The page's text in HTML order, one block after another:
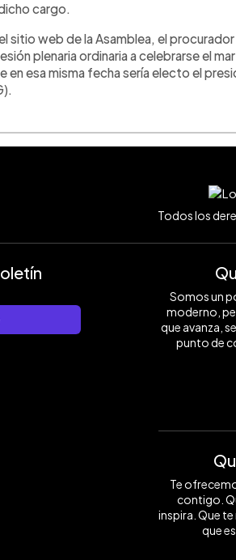
cargo.
sitio web de la Asamblea, el
plenaria ordinaria a celebrarse el
en esa misma fecha sería electo el
Todos los
Somos un
moderno,
que avanza,
punto de
Te
contigo.
inspira. Que
que